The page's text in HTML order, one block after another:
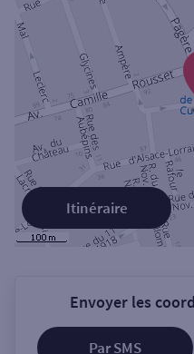
Itinéraire
Envoyer les
Par SMS